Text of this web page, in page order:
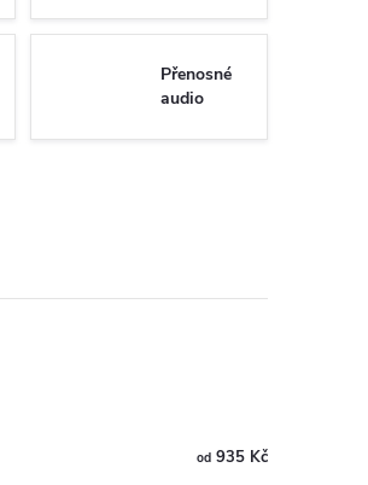
Přenosné
audio
od 935 Kč